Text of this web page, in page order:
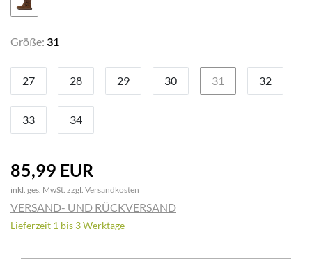
Größe: 31
27 28 29 30 31 32
33 34
85,99 EUR
inkl. ges. MwSt. zzgl. Versandkosten
VERSAND- UND RÜCKVERSAND
Lieferzeit 1 bis 3 Werktage